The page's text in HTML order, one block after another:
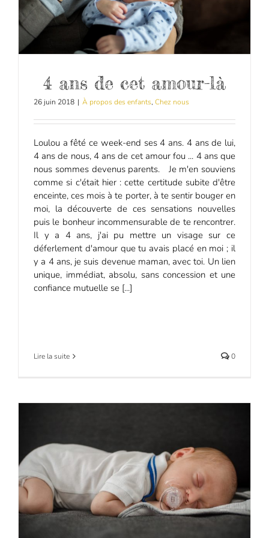
4 ans de cet amour-là
26 juin 2018 | À propos des enfants, Chez nous
Loulou a fêté ce week-end ses 4 ans. 4 ans de lui,
4 ans de nous, 4 ans de cet amour fou ... 4 ans que
nous sommes devenus parents. Je m'en souviens
comme si c'était hier : cette certitude subite d'être
enceinte, ces mois à te porter, à te sentir bouger en
moi, la découverte de ces sensations nouvelles
puis le bonheur incommensurable de te rencontrer.
Il y a 4 ans, j'ai pu mettre un visage sur ce
déferlement d'amour que tu avais placé en moi ; il
y a 4 ans, je suis devenue maman, avec toi. Un lien
unique, immédiat, absolu, sans concession et une
confiance mutuelle se [...]
Lire la suite 0